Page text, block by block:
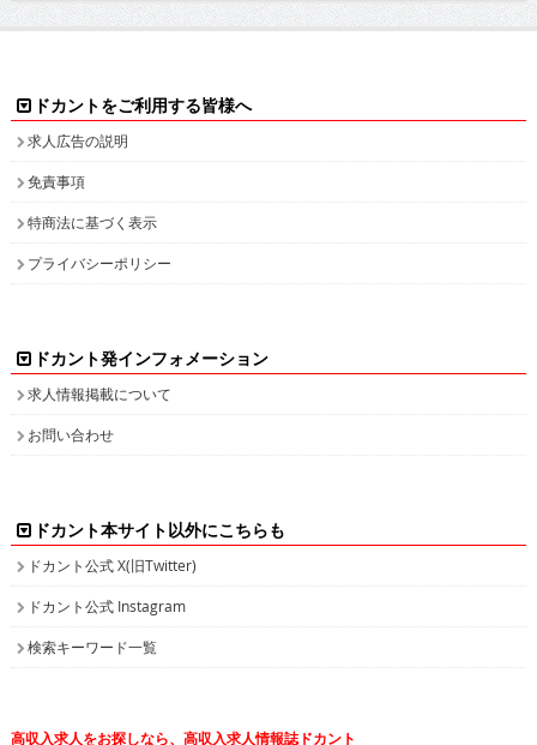
ドカントをご利用する皆様へ
求人広告の説明
免責事項
特商法に基づく表示
プライバシーポリシー
ドカント発インフォメーション
求人情報掲載について
お問い合わせ
ドカント本サイト以外にこちらも
ドカント公式 X(旧Twitter)
ドカント公式 Instagram
検索キーワード一覧
高収入求人をお探しなら、高収入求人情報誌ドカント